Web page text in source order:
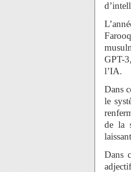
GPT-
l’IA.
Dans
le
de la
Dans